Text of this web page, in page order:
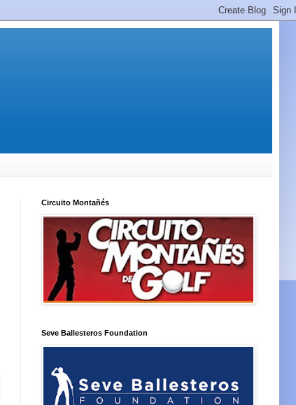
Circuito Montañés
Seve Ballesteros Foundation